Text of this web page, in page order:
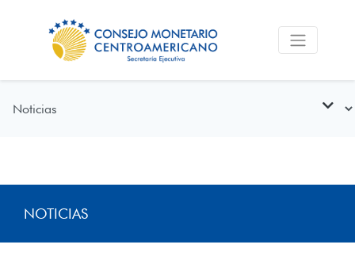
NOTICIAS